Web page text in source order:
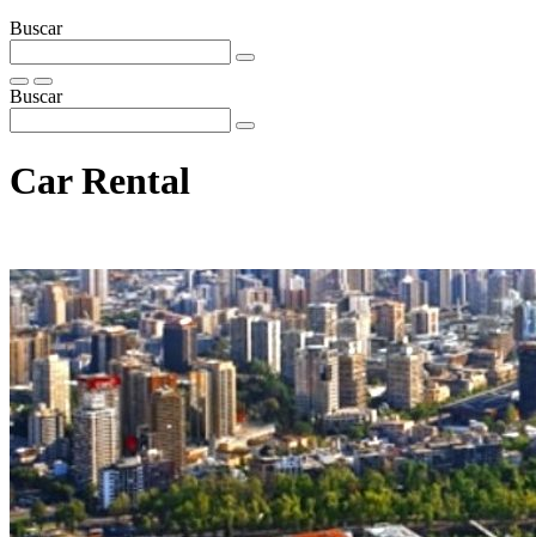
Buscar
Buscar
Car Rental